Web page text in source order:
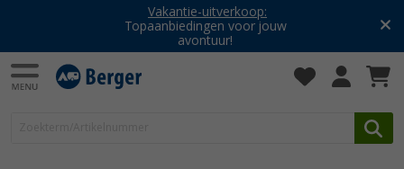
Vakantie-uitverkoop:
Topaanbiedingen voor jouw
avontuur!